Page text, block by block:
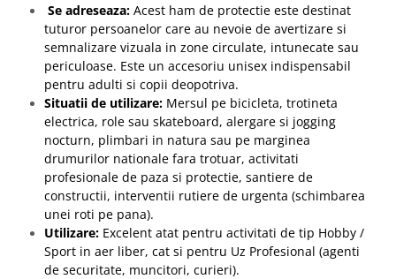
Se adreseaza: Acest ham de protectie este destinat
tuturor persoanelor care au nevoie de avertizare si
semnalizare vizuala in zone circulate, intunecate sau
periculoase. Este un accesoriu unisex indispensabil
pentru adulti si copii deopotriva.
Situatii de utilizare: Mersul pe bicicleta, trotineta
electrica, role sau skateboard, alergare si jogging
nocturn, plimbari in natura sau pe marginea
drumurilor nationale fara trotuar, activitati
profesionale de paza si protectie, santiere de
constructii, interventii rutiere de urgenta (schimbarea
unei roti pe pana).
Utilizare: Excelent atat pentru activitati de tip Hobby /
Sport in aer liber, cat si pentru Uz Profesional (agenti
de securitate, muncitori, curieri).